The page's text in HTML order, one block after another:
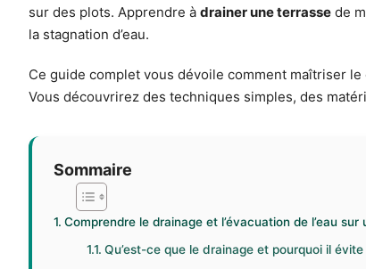
sur des plots. Apprendre à drainer une terrasse de
la stagnation d’eau.
Ce guide complet vous dévoile comment maîtriser
Vous découvrirez des techniques simples, des
Sommaire
Comprendre le drainage et l’évacuation de l’eau sur
Qu’est-ce que le drainage et pourquoi il